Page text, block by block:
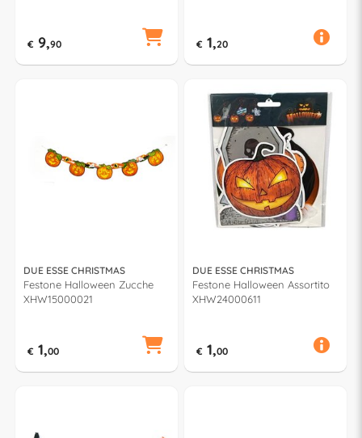
€ 9,90 € 1,20
DUE ESSE CHRISTMAS
Festone Halloween Zucche
XHW15000021
€ 1,00
DUE ESSE CHRISTMAS
Festone Halloween Assortito
XHW24000611
€ 1,00